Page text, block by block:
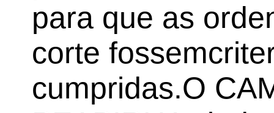
para que as
corte
cumpridas.O